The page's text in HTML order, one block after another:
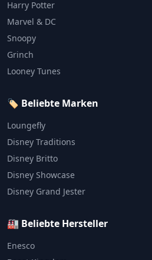
Harry Potter
Marvel & DC
Snoopy
Grinch
Looney Tunes
🏷️ Beliebte Marken
Loungefly
Disney Traditions
Disney Britto
Disney Showcase
Disney Grand Jester
🏭 Beliebte Hersteller
Enesco